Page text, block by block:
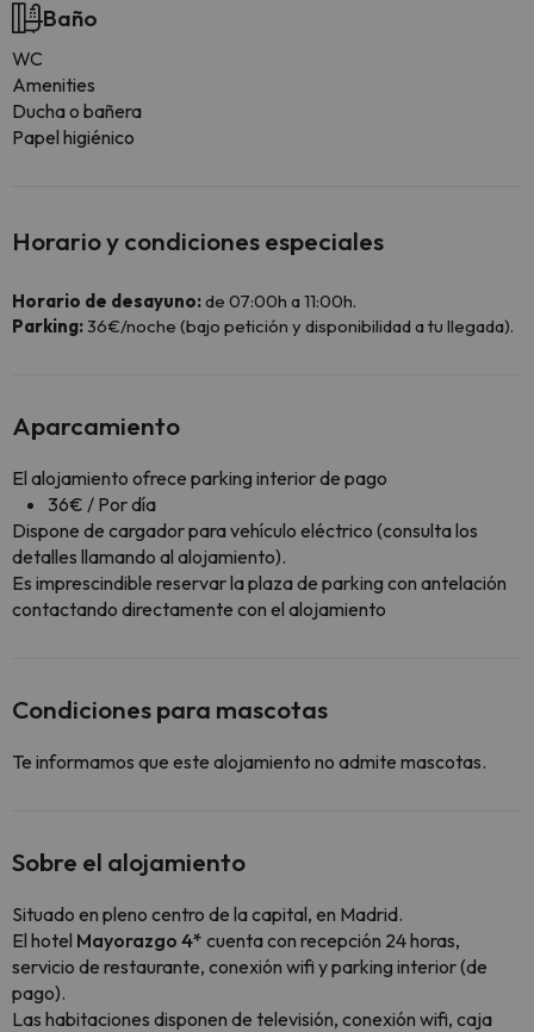
Baño
WC
Amenities
Ducha o bañera
Papel higiénico
Horario y condiciones especiales
Horario de desayuno:de 07:00h a 11:00h.
Parking:36€/noche (bajo petición y disponibilidad a tu llegada).
Aparcamiento
El alojamiento ofrece parking interior de pago
36€ / Por día
Dispone de cargador para vehículo eléctrico (consulta los
detalles llamando al alojamiento).
Es imprescindible reservar la plaza de parking con antelación
contactando directamente con el alojamiento
Condiciones para mascotas
Te informamos que este alojamiento no admite mascotas.
Sobre el alojamiento
Situado en pleno centro de la capital, en Madrid.
El hotel Mayorazgo 4* cuenta con recepción 24 horas,
servicio de restaurante, conexión wifi y parking interior (de
pago).
Las habitaciones disponen de televisión, conexión wifi, caja